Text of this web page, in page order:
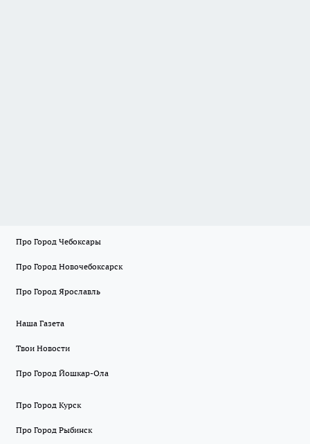
Про Город Чебоксары
Про Город Новочебоксарск
Про Город Ярославль
Наша Газета
Твои Новости
Про Город Йошкар-Ола
Про Город Курск
Про Город Рыбинск